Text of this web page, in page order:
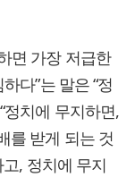
면 가장 저급한
다”는 말은 “정
정치에 무지하면,
를 받게 되는 것
, 정치에 무지